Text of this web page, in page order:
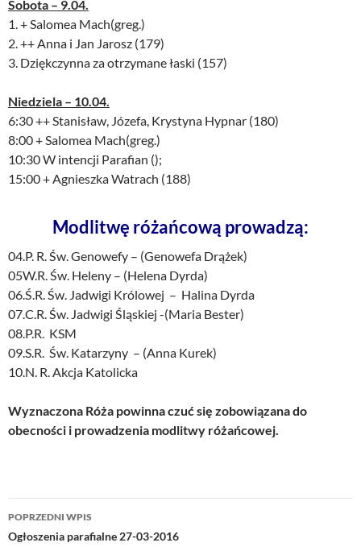
Sobota – 9.04.
1. + Salomea Mach(greg.)
2. ++ Anna i Jan Jarosz (179)
3. Dziękczynna za otrzymane łaski (157)
Niedziela – 10.04.
6:30 ++ Stanisław, Józefa, Krystyna Hypnar (180)
8:00 + Salomea Mach(greg.)
10:30 W intencji Parafian ();
15:00 + Agnieszka Watrach (188)
Modlitwę różańcową prowadzą:
04.P. R. Św. Genowefy – (Genowefa Drążek)
05W.R. Św. Heleny – (Helena Dyrda)
06.Ś.R. Św. Jadwigi Królowej – Halina Dyrda
07.C.R. Św. Jadwigi Śląskiej -(Maria Bester)
08.P.R. KSM
09.S.R. Św. Katarzyny – (Anna Kurek)
10.N. R. Akcja Katolicka
Wyznaczona Róża powinna czuć się zobowiązana do
obecności i prowadzenia modlitwy różańcowej.
Nawigacja
wpisu
POPRZEDNI WPIS
Ogłoszenia parafialne 27-03-2016